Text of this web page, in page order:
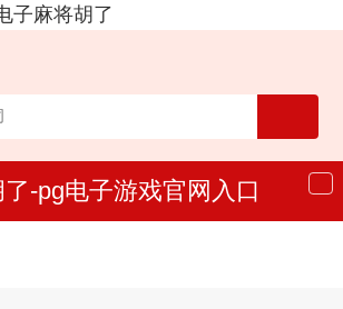
子麻将胡了
导
航
-pg电子游戏官网入口